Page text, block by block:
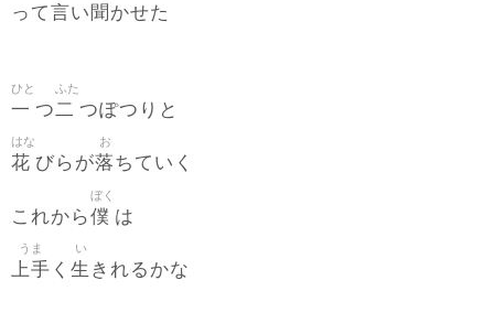
って言い 聞かせた
一
ひと
つ二
ふた
つぽつりと
花
はな
びらが落
お
ちていく
これから僕
ぼく
は
上手
うま
く 生
い
きれるかな